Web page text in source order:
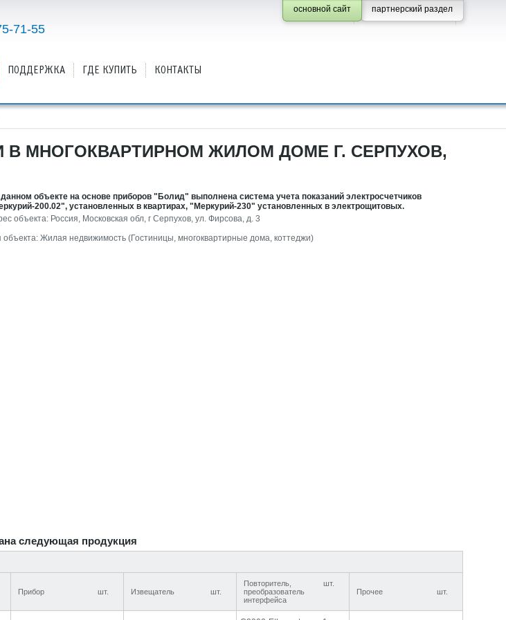
71-55
партнерский раздел
основной сайт
ПОДДЕРЖКА ГДЕ КУПИТЬ КОНТАКТЫ
В МНОГОКВАРТИРНОМ ЖИЛОМ ДОМЕ Г. СЕРПУХОВ,
объекте на основе приборов "Болид" выполнена система учета показаний электросчетчиков
200.02", установленных в квартирах, "Меркурий-230" установленных в электрощитовых.
объекта: Россия, Московская обл, г Серпухов, ул. Фирсова, д. 3
объекта: Жилая недвижимость (Гостиницы, многоквартирные дома, коттеджи)
следующая продукция
Прибор шт. Извещатель шт.
Повторитель,
преобразователь
интерфейса
шт.
Прочее
шт.